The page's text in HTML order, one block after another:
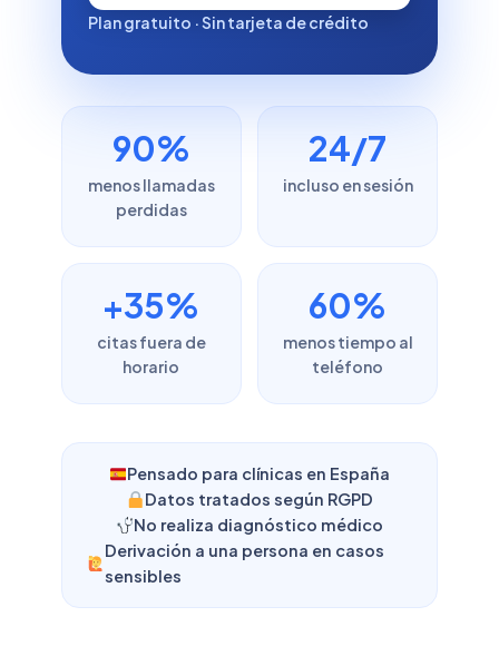
Plan gratuito · Sin tarjeta de crédito
90%
menos llamadas
perdidas
24/7
incluso en sesión
+35%
citas fuera de
horario
60%
menos tiempo al
teléfono
Pensado para clínicas en España
Datos tratados según RGPD
No realiza diagnóstico médico
Derivación a una persona en casos
sensibles